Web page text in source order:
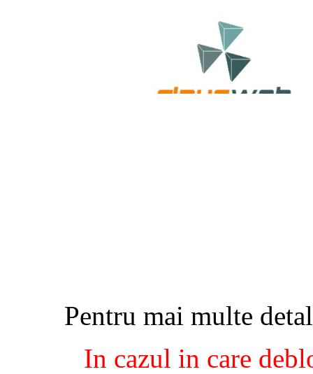
Pentru mai multe
In cazul in care